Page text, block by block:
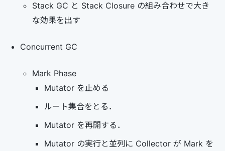
Stack GC と Stack Closure の組み合わせで大き
な効果を出す
Concurrent GC
Mark Phase
Mutator を止める
ルート集合をとる．
Mutator を再開する．
Mutator の実行と並列に Collector が Mark を